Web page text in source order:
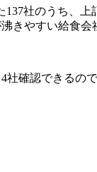
社のうち、上
やすい給食会
確認できるの